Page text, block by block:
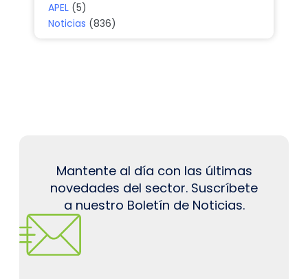
APEL (5)
Noticias (836)
Mantente al día con las últimas
novedades del sector. Suscríbete
a nuestro Boletín de Noticias.